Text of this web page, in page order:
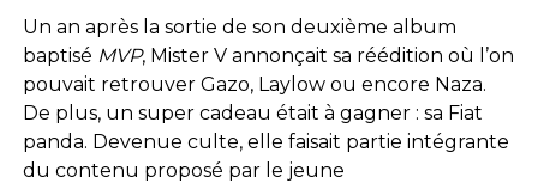
Un an après la sortie de son deuxième album
baptisé MVP, Mister V annonçait sa réédition où l’on
pouvait retrouver Gazo, Laylow ou encore Naza.
De plus, un super cadeau était à gagner : sa Fiat
panda. Devenue culte, elle faisait partie intégrante
du contenu proposé par le jeune